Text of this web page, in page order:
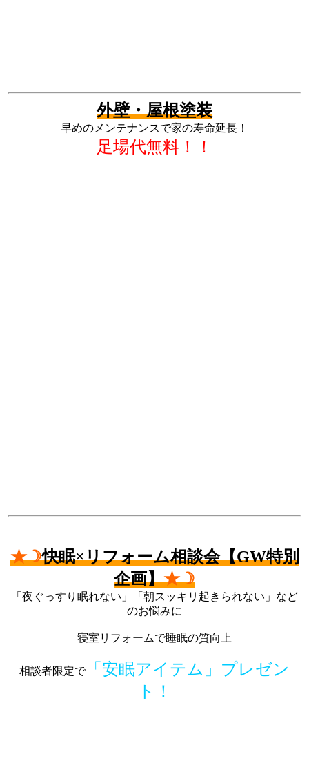
外壁・屋根塗装
早めのメンテナンスで家の寿命延長！
足場代無料！！
★☽快眠×リフォーム相談会【GW特別
企画】★☽
「夜ぐっすり眠れない」「朝スッキリ起きられない」など
のお悩みに
寝室リフォームで睡眠の質向上
相談者限定で「安眠アイテム」プレゼン
ト！